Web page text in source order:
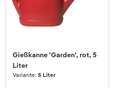
Gießkanne 'Garden', rot, 5
Liter
Variante: 5 Liter